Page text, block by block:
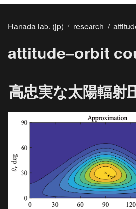
Hanada lab. (jp) / research /
attitude–orbit
高忠実な太陽輻射